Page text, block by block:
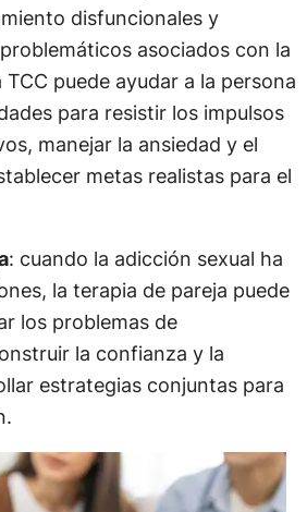
disfuncionales y
asociados con la
puede ayudar a la persona
para resistir los impulsos
manejar la ansiedad y el
metas realistas para el
: cuando la adicción sexual ha
la terapia de pareja puede
los problemas de
la confianza y la
estrategias conjuntas para